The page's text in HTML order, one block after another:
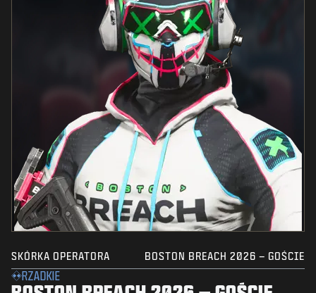
SKÓRKA OPERATORA BOSTON BREACH 2026 – GOŚCIE
RZADKIE